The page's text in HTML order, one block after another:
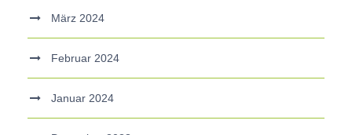
März 2024
Februar 2024
Januar 2024